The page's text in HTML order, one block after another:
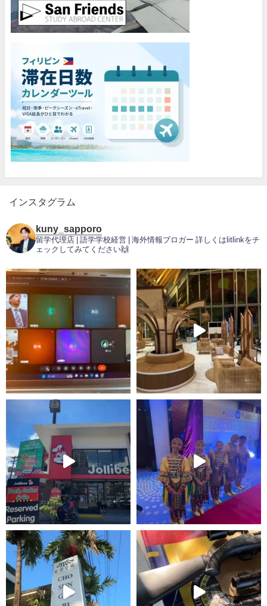
インスタグラム
kuny_sapporo
留学代理店 | 語学学校経営 | 海外情報ブロガー 詳しくはlitlinkをチ
ェックしてみてください🙌